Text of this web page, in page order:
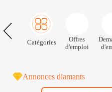
Catégories
Offres
d'emploi
Annonces diamants